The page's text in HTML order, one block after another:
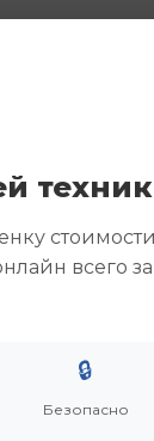
стоимости
всего
🔒
Безопасно